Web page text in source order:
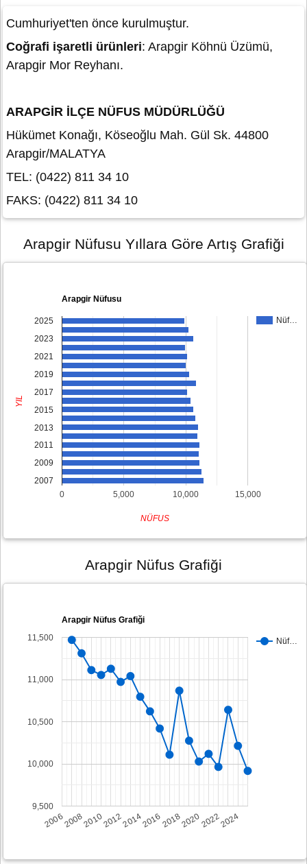
Cumhuriyet'ten önce kurulmuştur.
Coğrafi işaretli ürünleri: Arapgir Köhnü Üzümü,
Arapgir Mor Reyhanı.
ARAPGİR İLÇE NÜFUS MÜDÜRLÜĞÜ
Hükümet Konağı, Köseoğlu Mah. Gül Sk. 44800
Arapgir/MALATYA
TEL: (0422) 811 34 10
FAKS: (0422) 811 34 10
Arapgir Nüfusu Yıllara Göre Artış Grafiği
Arapgir Nüfusu
Nüf…
0 5,000 10,000 15,000
2025
2023
2021
2019
2017
2015
2013
2011
2009
2007
NÜFUS
YIL
Arapgir Nüfus Grafiği
Arapgir Nüfus Grafiği
Nüf…
2006200820102012201420162018202020222024
9,500
10,000
10,500
11,000
11,500